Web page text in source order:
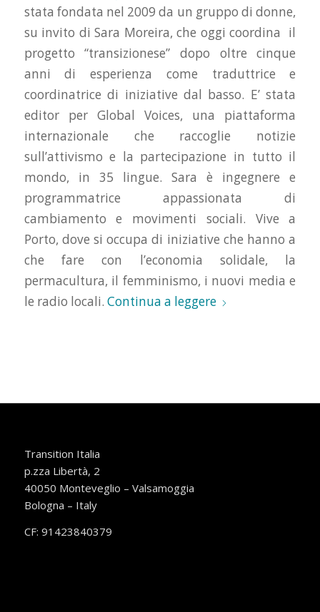
stata fondata nel 2009 da un gruppo di donne,
su invito di Sara Moreira, che oggi coordina il
progetto “transizionese” dopo oltre cinque
anni di esperienza come traduttrice e
coordinatrice di iniziative dal basso. E’ stata
editor per Global Voices, una piattaforma
internazionale che raccoglie notizie
sull’attivismo e la partecipazione in tutto il
mondo, in 35 lingue. Sara è ingegnere e
programmatrice appassionata di
cambiamento e movimenti sociali. Vive a
Porto, dove si occupa di iniziative che hanno a
che fare con l’economia solidale, la
permacultura, il femminismo, i nuovi media e
le radio locali. Continua a leggere
Transition Italia
p.zza Libertà, 2
40050 Monteveglio – Valsamoggia
Bologna – Italy
CF: 91423840379